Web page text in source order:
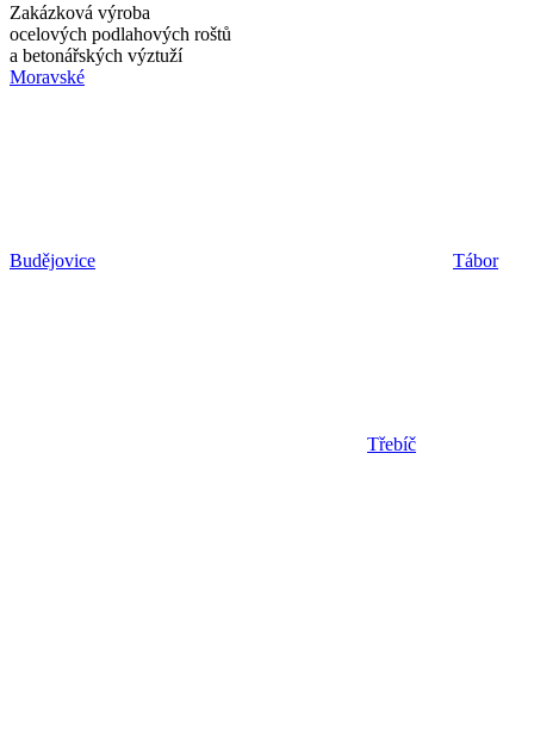
Zakázková výroba
ocelových podlahových roštů
a betonářských výztuží
Moravské
Budějovice Tábor
Třebíč